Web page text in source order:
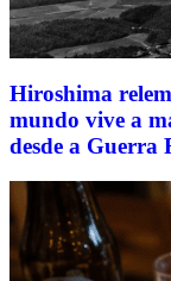
Hiroshima
mundo vive a
desde a Guerra